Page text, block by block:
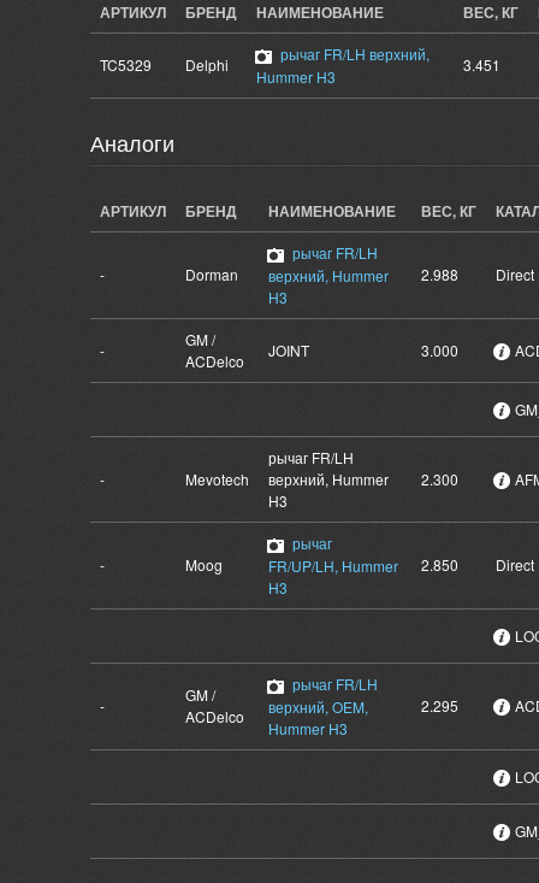
АРТИКУЛ БРЕНД НАИМЕНОВАНИЕ ВЕС, КГ
TC5329 Delphi
рычаг FR/LH верхний,
Hummer H3
3.451
Аналоги
АРТИКУЛ БРЕНД НАИМЕНОВАНИЕ ВЕС, КГ
- Dorman
рычаг FR/LH
верхний, Hummer
H3
2.988 Direct
-
GM /
ACDelco
JOINT 3.000
- Mevotech
рычаг FR/LH
верхний, Hummer
H3
2.300
- Moog
рычаг
FR/UP/LH, Hummer
H3
2.850 Direct
-
GM /
ACDelco
рычаг FR/LH
верхний, OEM,
Hummer H3
2.295